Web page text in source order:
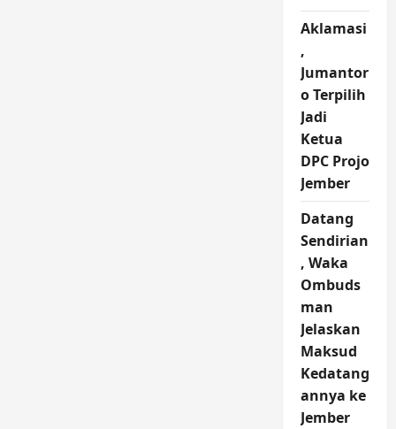
Aklamasi
,
Jumantor
o Terpilih
Jadi
Ketua
DPC Projo
Jember
Datang
Sendirian
, Waka
Ombuds
man
Jelaskan
Maksud
Kedatang
annya ke
Jember